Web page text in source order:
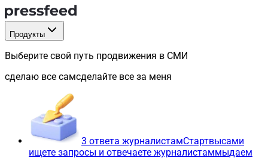
Продукты
Выберите свой путь продвижения в СМИ
сделаю все самсделайте все за меня
3 ответа журналистамСтартвысами
ищете запросы и отвечаете журналистаммыдаем